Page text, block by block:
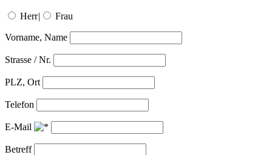
Herr| Frau
Vorname, Name
Strasse / Nr.
PLZ, Ort
Telefon
E-Mail
Betreff